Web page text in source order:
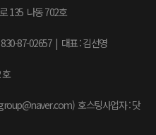
135 나동 702호
87-02657 | 대표 : 김선영
호스팅사업자 : 닷